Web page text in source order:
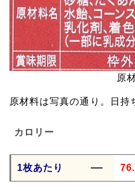
原
原材料は写真の通り。日持
カロリー
1枚あたり